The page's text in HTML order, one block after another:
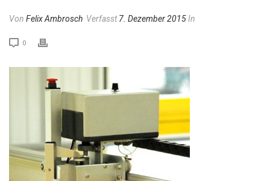
Von Felix Ambrosch Verfasst7. Dezember 2015In
0